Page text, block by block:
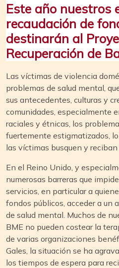
Este año nuestros
recaudación de
destinarán al
Recuperación de
Las víctimas de violencia
problemas de salud mental,
sus antecedentes, culturas y
comunidades, especialmente
raciales y étnicas, los
fuertemente estigmatizados,
las víctimas busquen y
En el Reino Unido, y
numerosas barreras que
servicios, en particular a
fondos públicos, acceder a un
de salud mental. Muchos de
BME no pueden costear la
de varias organizaciones
Gales, la situación se ha
los tiempos de espera para